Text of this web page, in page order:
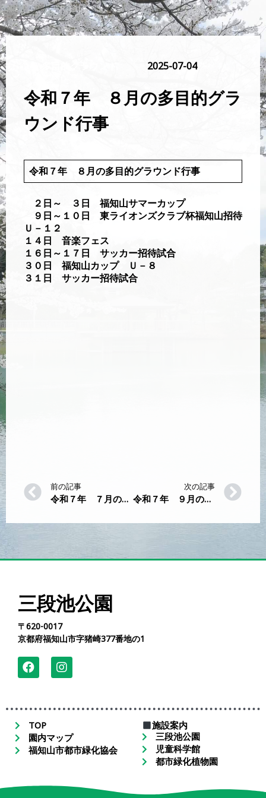
2025-07-04
令和７年 ８月の多目的グラ
ウンド行事
令和７年 ８月の多目的グラウンド行事
２日～ ３日 福知山サマーカップ
９日～１０日 東ライオンズクラブ杯福知山招待
Ｕ－１２
１４日 音楽フェス
１６日～１７日 サッカー招待試合
３０日 福知山カップ Ｕ－８
３１日 サッカー招待試合
前の記事
令和７年 ７月の多目的グラウンド行事
次の記事
令和７年 ９月の多目的グラウンド行事
三段池公園
〒620-0017
京都府福知山市字猪崎377番地の1
TOP
園内マップ
福知山市都市緑化協会
施設案内
三段池公園
児童科学館
都市緑化植物園